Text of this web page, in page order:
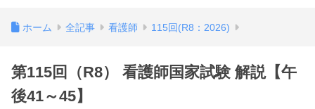
ホーム 全記事 看護師 115回(R8：2026)
第115回（R8） 看護師国家試験 解説【午
後41～45】